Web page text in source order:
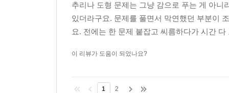
추리나 도형 문제는 그냥 감으로 푸는 게 아
있더라구요. 문제를 풀면서 막연했던 부분이
요. 전에는 한 문제 붙잡고 씨름하다가 시간
이 리뷰가 도움이 되었나요?
1 2